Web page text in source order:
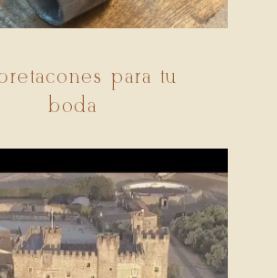
para tu
boda